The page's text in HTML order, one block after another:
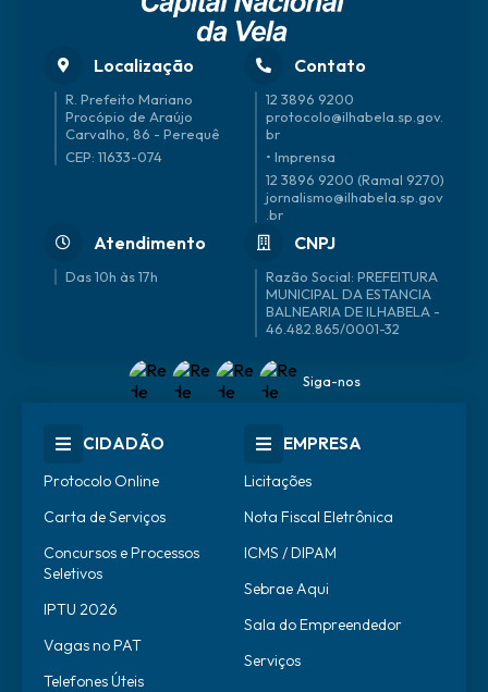
Localização
R. Prefeito Mariano
Procópio de Araújo
Carvalho, 86 - Perequê
CEP: 11633-074
Contato
12 3896 9200
protocolo@ilhabela.sp.gov.
br
• Imprensa
12 3896 9200 (Ramal 9270)
jornalismo@ilhabela.sp.gov
.br
Atendimento
Das 10h às 17h
CNPJ
46.482.865/0001-32
Siga-nos
CIDADÃO
Protocolo Online
Carta de Serviços
Concursos e Processos
Seletivos
IPTU 2026
Vagas no PAT
Telefones Úteis
EMPRESA
Licitações
Nota Fiscal Eletrônica
ICMS / DIPAM
Sebrae Aqui
Sala do Empreendedor
Serviços